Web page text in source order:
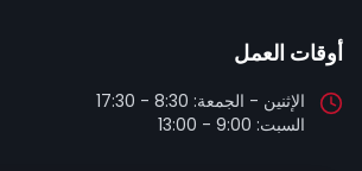
أوقات العمل
السبت: 9:00 - 13:00